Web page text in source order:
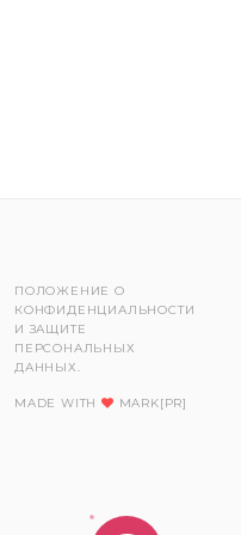
ПОЛОЖЕНИЕ О
КОНФИДЕНЦИАЛЬНОСТИ
И ЗАЩИТЕ
ПЕРСОНАЛЬНЫХ
ДАННЫХ.
MADE WITH MARK[PR]